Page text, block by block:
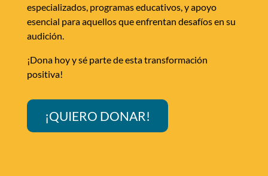
especializados, programas educativos, y apoyo
esencial para aquellos que enfrentan desafíos en su
audición.
¡Dona hoy y sé parte de esta transformación
positiva!
¡QUIERO DONAR!